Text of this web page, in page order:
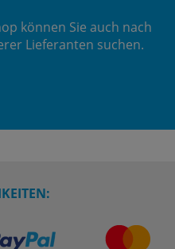
können Sie auch nach
Lieferanten suchen.